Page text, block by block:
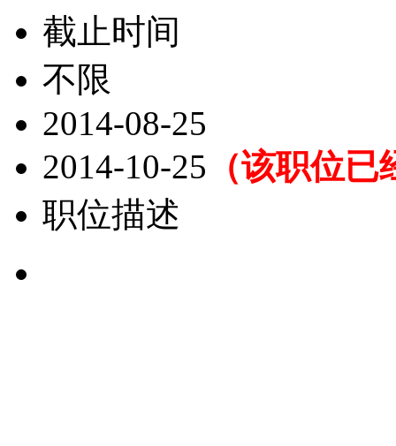
截止时间
不限
2014-08-25
2014-10-25 （该职位
职位描述